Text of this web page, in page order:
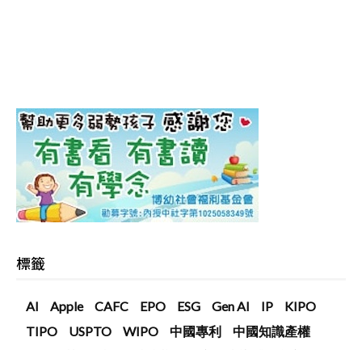
標籤
AI Apple CAFC EPO ESG Gen AI IP
KIPO
TIPO
USPTO WIPO 中國專利
中國知識產權